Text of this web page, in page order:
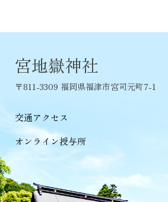
宮地嶽神社
〒811-3309 福岡県福津市宮司元町7-1
交通アクセス
オンライン授与所